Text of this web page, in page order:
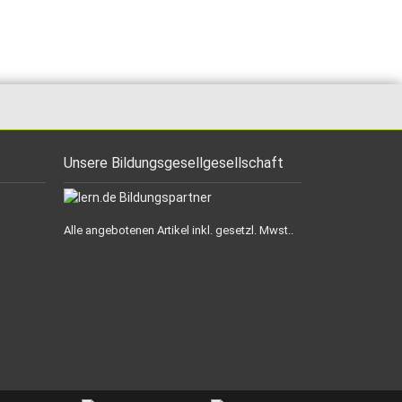
Unsere Bildungsgesellgesellschaft
Alle angebotenen Artikel inkl. gesetzl. Mwst..